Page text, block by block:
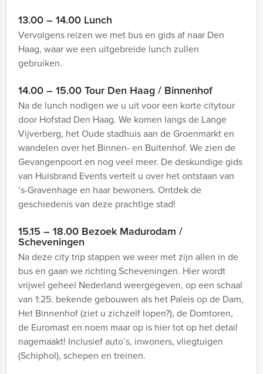
13.00 – 14.00 Lunch
Vervolgens reizen we met bus en gids af naar Den
Haag, waar we een uitgebreide lunch zullen
gebruiken.
14.00 – 15.00 Tour Den Haag / Binnenhof
Na de lunch nodigen we u uit voor een korte citytour
door Hofstad Den Haag. We komen langs de Lange
Vijverberg, het Oude stadhuis aan de Groenmarkt en
wandelen over het Binnen- en Buitenhof. We zien de
Gevangenpoort en nog veel meer. De deskundige gids
van Huisbrand Events vertelt u over het ontstaan van
‘s-Gravenhage en haar bewoners. Ontdek de
geschiedenis van deze prachtige stad!
15.15 – 18.00 Bezoek Madurodam /
Scheveningen
Na deze city trip stappen we weer met zijn allen in de
bus en gaan we richting Scheveningen. Hier wordt
vrijwel geheel Nederland weergegeven, op een schaal
van 1:25. bekende gebouwen als het Paleis op de Dam,
Het Binnenhof (ziet u zichzelf lopen?), de Domtoren,
de Euromast en noem maar op is hier tot op het detail
nagemaakt! Inclusief auto’s, inwoners, vliegtuigen
(Schiphol), schepen en treinen.